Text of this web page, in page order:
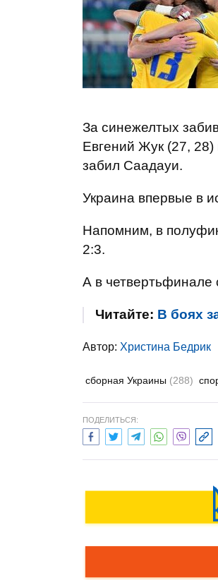
За синежелтых
Евгений Жук (27,
забил Саадауи.
Украина впервые в
Напомним, в
2:3.
А в четвертьфинале
Читайте: В боях
Автор: Христина Бедрик
сборная Украины (288)
ПОДЕЛИТЬСЯ: